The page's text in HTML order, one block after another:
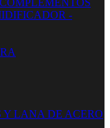
-
Y LANA DE ACERO